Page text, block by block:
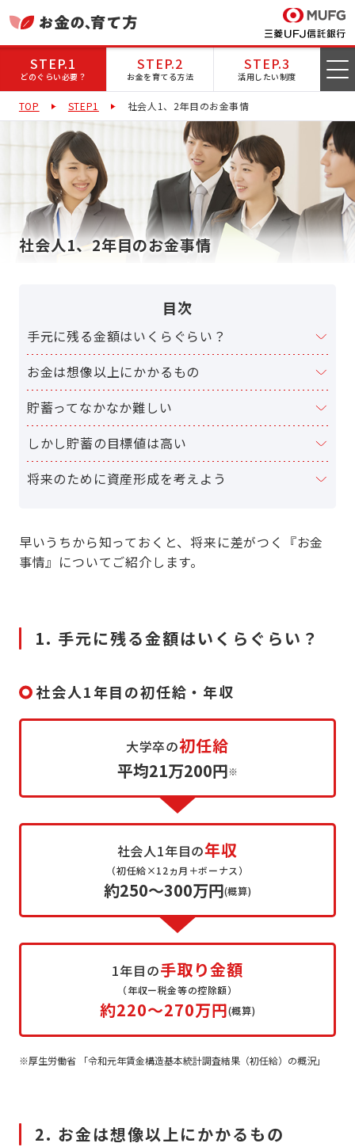
STEP.1
どのぐらい必要？
STEP.2
お金を育てる方法
STEP.3
活用したい制度
TOP STEP1 社会人1、2年目のお金事情
社会人1、2年目のお金事情
目次
手元に残る金額はいくらぐらい？
お金は想像以上にかかるもの
貯蓄ってなかなか難しい
しかし貯蓄の目標値は高い
将来のために資産形成を考えよう
早いうちから知っておくと、将来に差がつく『お金
事情』についてご紹介します。
1. 手元に残る金額はいくらぐらい？
社会人1年目の初任給・年収
大学卒の初任給
平均21万200円※
社会人1年目の年収
（初任給×12ヵ月＋ボーナス）
約250～300万円(概算)
1年目の手取り金額
（年収ー税金等の控除額）
約220～270万円(概算)
厚生労働省 「令和元年賃金構造基本統計調査結果（初任給）の概況」
2. お金は想像以上にかかるもの